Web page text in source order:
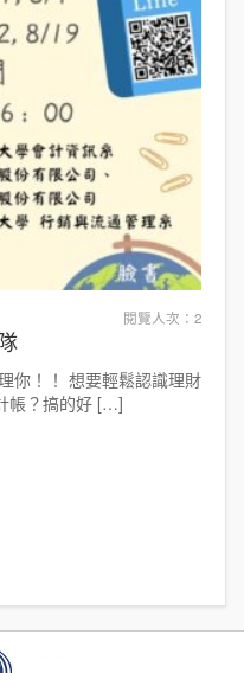
閱覽人次：2
你！！ 想要輕鬆認識理財
帳？搞的好 […]